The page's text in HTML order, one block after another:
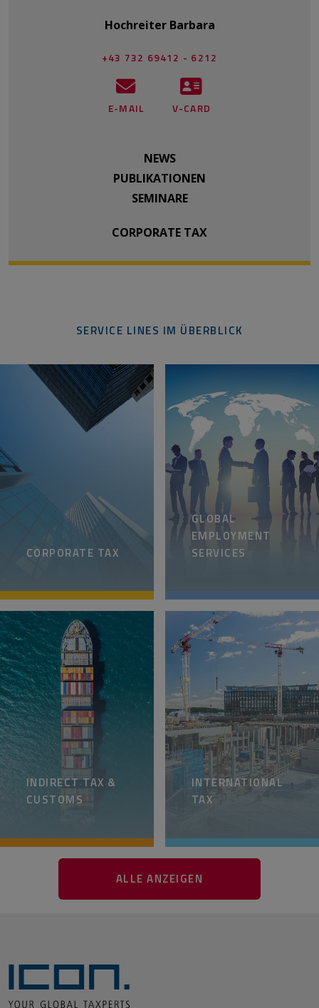
Hochreiter Barbara
+43 732 69412 - 6212
E-MAIL V-CARD
NEWS
PUBLIKATIONEN
SEMINARE
CORPORATE TAX
SERVICE LINES IM ÜBERBLICK
CORPORATE TAX
GLOBAL
EMPLOYMENT
SERVICES
INDIRECT TAX &
CUSTOMS
INTERNATIONAL
TAX
ALLE ANZEIGEN